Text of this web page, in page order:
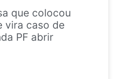
que colocou
vira caso de
PF abrir